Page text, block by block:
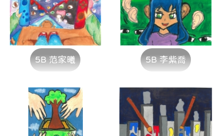
5B 范家曦 5B 李紫喬